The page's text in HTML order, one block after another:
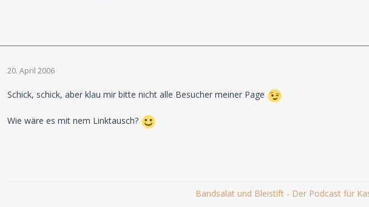
20. April 2006
Schick, schick, aber klau mir bitte nicht alle Besucher meiner Page
Wie wäre es mit nem Linktausch?
Bandsalat und Bleistift - Der Podcast für